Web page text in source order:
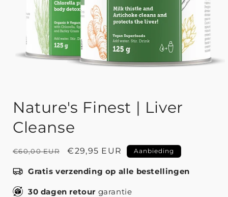
Nature's Finest | Liver
Cleanse
Normale
€60,00 EUR Aanbiedingsprijs
€29,95 EUR Aanbieding
Gratis verzending op alle bestellingen
30 dagen retour garantie